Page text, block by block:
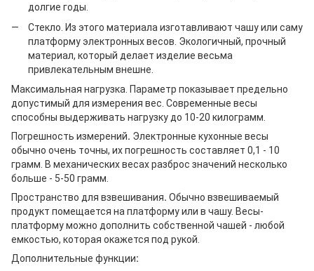
долгие годы.
Стекло. Из этого материала изготавливают чашу или саму
платформу электронных весов. Экологичный, прочный
материал, который делает изделие весьма
привлекательным внешне.
Максимальная нагрузка. Параметр показывает предельно
допустимый для измерения вес. Современные весы
способны выдерживать нагрузку до 10-20 килограмм.
Погрешность измерений. Электронные кухонные весы
обычно очень точны, их погрешность составляет 0,1 - 10
грамм. В механических весах разброс значений несколько
больше - 5-50 грамм.
Пространство для взвешивания. Обычно взвешиваемый
продукт помещается на платформу или в чашу. Весы-
платформу можно дополнить собственной чашей - любой
емкостью, которая окажется под рукой.
Дополнительные функции: